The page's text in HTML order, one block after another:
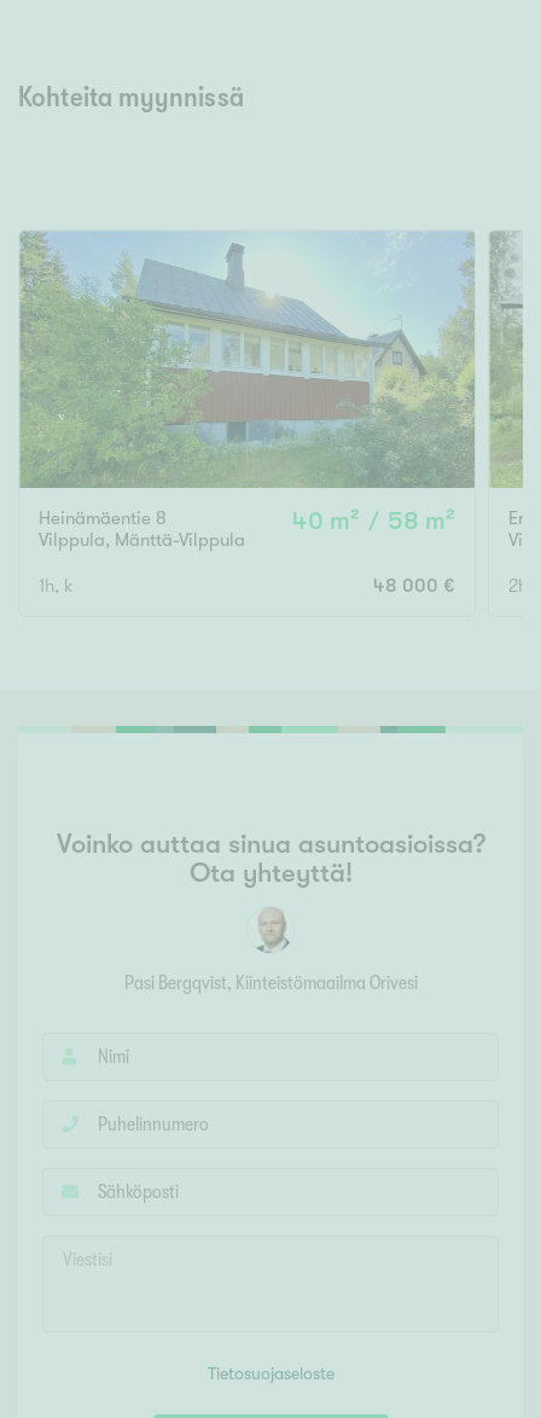
Kohteita myynnissä
Heinämäentie 8
Vilppula, Mänttä-Vilppula
40 m² / 58 m²
1h, k 48 000 € 2h,
Voinko auttaa sinua asuntoasioissa?
Ota yhteyttä!
Pasi Bergqvist, Kiinteistömaailma Orivesi
Tietosuojaseloste